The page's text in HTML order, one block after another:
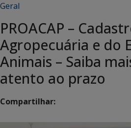
Geral
PROACAP –
Agropecuária e do
Animais – Saiba
atento ao prazo
Compartilhar: